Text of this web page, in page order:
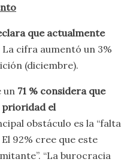
que actualmente
La cifra aumentó un 3%
(diciembre).
un 71 % considera que
prioridad el
obstáculo es la “falta
92% cree que este
“La burocracia